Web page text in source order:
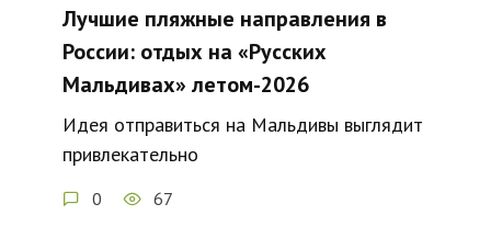
Лучшие пляжные направления в
России: отдых на «Русских
Мальдивах» летом-2026
Идея отправиться на Мальдивы выглядит
привлекательно
0 67